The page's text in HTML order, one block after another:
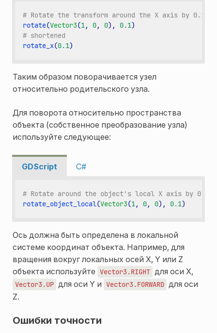
# Rotate the transform around the X axis by 0.1
rotate(Vector3(1, 0, 0), 0.1)
# shortened
rotate_x(0.1)
Таким образом поворачивается узел
относительно родительского узла.
Для поворота относительно пространства
объекта (собственное преобразование узла)
используйте следующее:
GDScript C#
# Rotate around the object's local X axis by 0.1
rotate_object_local(Vector3(1, 0, 0), 0.1)
Ось должна быть определена в локальной
системе координат объекта. Например, для
вращения вокруг локальных осей X, Y или Z
объекта используйте Vector3.RIGHT для оси X,
Vector3.UP для оси Y и Vector3.FORWARD для оси
Z.
Ошибки точности